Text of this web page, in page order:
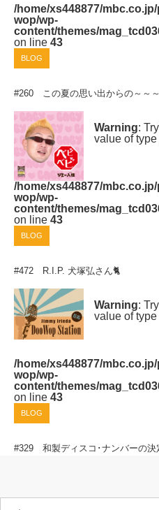
/home/xs448877/
wop/wp-
content/themes/
on line 43
BLOG
#260 この夏の思い出からの～～～
Warning:
value of
/home/xs448877/
wop/wp-
content/themes/
on line 43
BLOG
#472 R.I.P. 犬塚弘さん🐈
Warning:
value of
/home/xs448877/
wop/wp-
content/themes/
on line 43
BLOG
#329 和製ディスコ･ナンバーの決